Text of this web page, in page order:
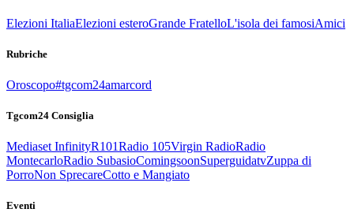
Elezioni ItaliaElezioni esteroGrande FratelloL'isola dei famosiAmici
Rubriche
Oroscopo#tgcom24amarcord
Tgcom24 Consiglia
Mediaset InfinityR101Radio 105Virgin RadioRadio
MontecarloRadio SubasioComingsoonSuperguidatvZuppa di
PorroNon SprecareCotto e Mangiato
Eventi